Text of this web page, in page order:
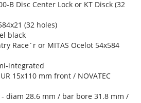
B Disc Center Lock or KT Disck (32
(32 holes)
black
Race´r or MITAS Ocelot 54x584
integrated
15x110 mm front / NOVATEC
- diam 28.6 mm / bar bore 31.8 mm /